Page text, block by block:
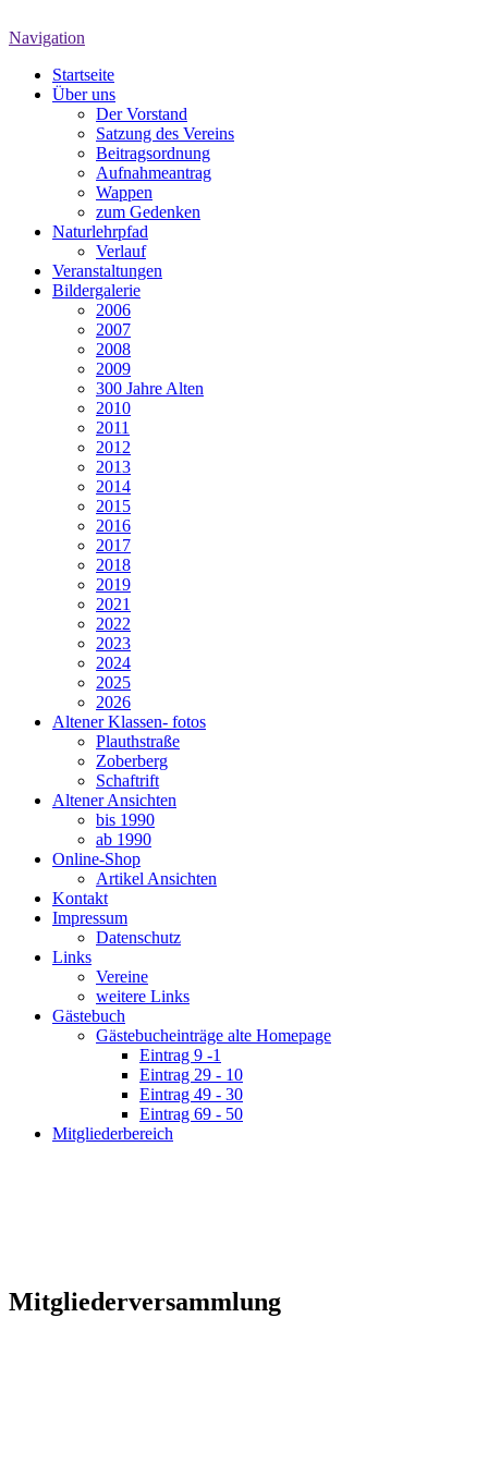
Navigation
Startseite
Über uns
Der Vorstand
Satzung des Vereins
Beitragsordnung
Aufnahmeantrag
Wappen
zum Gedenken
Naturlehrpfad
Verlauf
Veranstaltungen
Bildergalerie
2006
2007
2008
2009
300 Jahre Alten
2010
2011
2012
2013
2014
2015
2016
2017
2018
2019
2021
2022
2023
2024
2025
2026
Altener Klassen- fotos
Plauthstraße
Zoberberg
Schaftrift
Altener Ansichten
bis 1990
ab 1990
Online-Shop
Artikel Ansichten
Kontakt
Impressum
Datenschutz
Links
Vereine
weitere Links
Gästebuch
Gästebucheinträge alte Homepage
Eintrag 9 -1
Eintrag 29 - 10
Eintrag 49 - 30
Eintrag 69 - 50
Mitgliederbereich
Mitgliederversammlung